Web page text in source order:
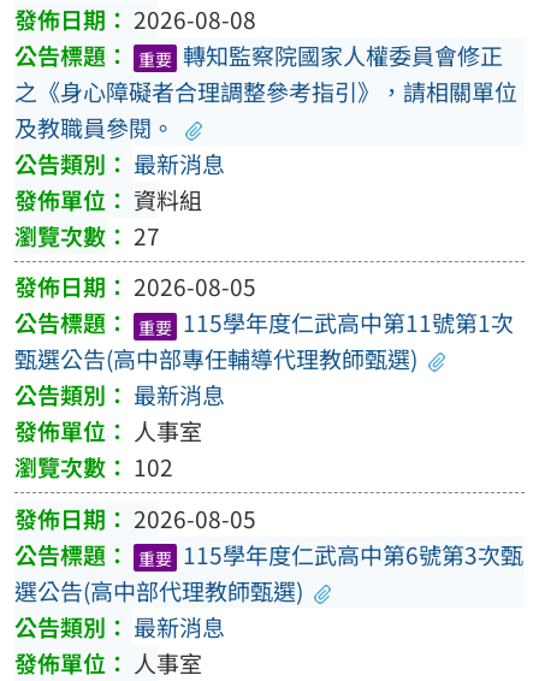
2026-08-08
重要 轉知監察院國家人權委員會修正
之《身心障礙者合理調整參考指引》，請相關單位
及教職員參閱。
最新消息
資料組
27
2026-08-05
重要 115學年度仁武高中第11號第1次
甄選公告(高中部專任輔導代理教師甄選)
最新消息
人事室
102
2026-08-05
重要 115學年度仁武高中第6號第3次甄
選公告(高中部代理教師甄選)
最新消息
人事室